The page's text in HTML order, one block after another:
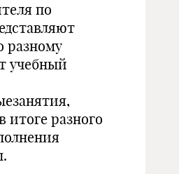
по
разному
учебный
итоге разного